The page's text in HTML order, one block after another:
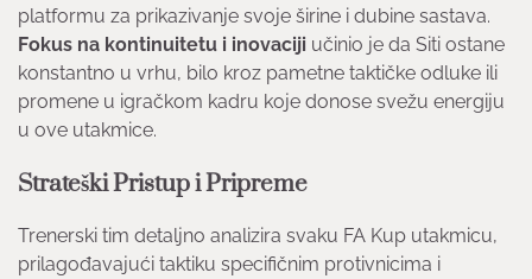
platformu za prikazivanje svoje širine i dubine sastava.
Fokus na kontinuitetu i inovaciji učinio je da Siti ostane
konstantno u vrhu, bilo kroz pametne taktičke odluke ili
promene u igračkom kadru koje donose svežu energiju
u ove utakmice.
Strateški Pristup i Pripreme
Trenerski tim detaljno analizira svaku FA Kup utakmicu,
prilagođavajući taktiku specifičnim protivnicima i